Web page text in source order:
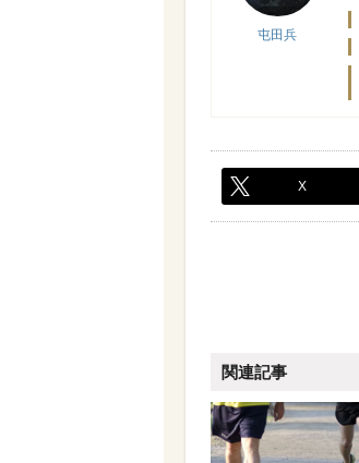
屯田兵
X
関連記事